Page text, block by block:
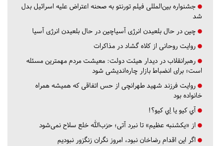
جشنواره بین‌المللی فیلم تورنتو به صحنه اعتراض علیه اسرائیل بدل
شد
چین در حال بلعیدن انرژی آسیاچین در حال بلعیدن انرژی آسیا
روایت روحانی از کلاه گشاد در مذاکرات
رهبرانقلاب در دیدار هیئت دولت: معیشت مردم مهمترین مسئله
است؛ برای انضباط بازار چاره‌اندیشی شود
روایت فرزند شهید طهرانچی از حس اتفاقی که همیشه همراه
خانواده بود
آي كيو يا اِي كيو؟!
از «یکشنبه عظیم» تا نبرد آتی؛ حزب‌الله خلع سلاح نمی‌شود
اگر این اقدام رضاخان نبود، امروز نگران زنگزور نبودیم